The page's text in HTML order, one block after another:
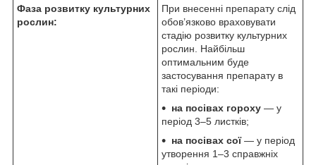
Фаза розвитку культурних
рослин:
При внесенні препарату слід
обов’язково враховувати
стадію розвитку культурних
рослин. Найбільш
оптимальним буде
застосування препарату в
такі періоди:
на посівах гороху — у
період 3–5 листків;
на посівах сої— у період
утворення 1–3 справжніх